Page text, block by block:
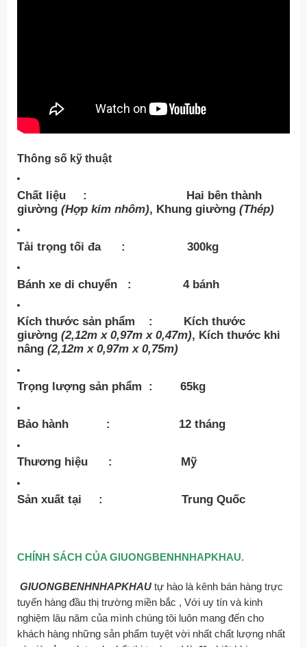
Thông số kỹ thuật
Chất liệu : Hai bên thành
giường (Hợp kim nhôm), Khung giường (Thép)
Tải trọng tối đa : 300kg
Bánh xe di chuyển : 4 bánh
Kích thước sản phẩm :
Kích thước
giường (2,12m x 0,97m x 0,47m), Kích thước khi
nâng (2,12m x 0,97m x 0,75m)
Trọng lượng sản phẩm : 65kg
Bảo hành : 12 tháng
Thương hiệu : Mỹ
Sản xuất tại : Trung Quốc
CHÍNH SÁCH CỦA GIUONGBENHNHAPKHAU.
GIUONGBENHNHAPKHAU tự hào là kênh bán hàng trực
tuyến hàng đầu thị trường miền bắc , Với uy tín và kinh
nghiệm lâu năm của mình chúng tôi luôn mang đến cho
khách hàng những sản phẩm tuyệt vời nhất chất lượng nhất